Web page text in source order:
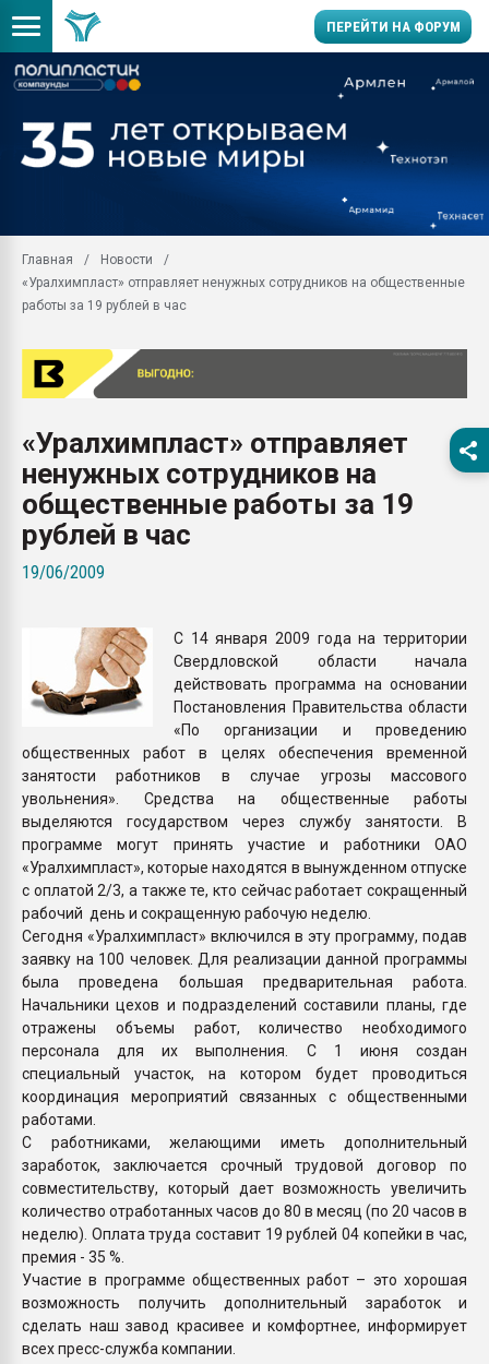
ПЕРЕЙТИ НА ФОРУМ
производство SPC
заводу пластмасс"
первый план в
28.07.2026
ситуацией на
Всё, что касается
Главная
Новости
«Уралхимпласт» отправляет ненужных сотрудников на общественные
работы за 19 рублей в час
«Уралхимпласт» отправляет
ненужных сотрудников на
общественные работы за 19
рублей в час
19/06/2009
С 14 января 2009 года на территории
Свердловской области начала
действовать программа на основании
Постановления Правительства области
«По организации и проведению
общественных работ в целях обеспечения временной
занятости работников в случае угрозы массового
увольнения». Средства на общественные работы
выделяются государством через службу занятости. В
программе могут принять участие и работники ОАО
«Уралхимпласт», которые находятся в вынужденном отпуске
с оплатой 2/3, а также те, кто сейчас работает сокращенный
рабочий день и сокращенную рабочую неделю.
Сегодня «Уралхимпласт» включился в эту программу, подав
заявку на 100 человек. Для реализации данной программы
была проведена большая предварительная работа.
Начальники цехов и подразделений составили планы, где
отражены объемы работ, количество необходимого
персонала для их выполнения. С 1 июня создан
специальный участок, на котором будет проводиться
координация мероприятий связанных с общественными
работами.
С работниками, желающими иметь дополнительный
заработок, заключается срочный трудовой договор по
совместительству, который дает возможность увеличить
количество отработанных часов до 80 в месяц (по 20 часов в
неделю). Оплата труда составит 19 рублей 04 копейки в час,
премия - 35 %.
Участие в программе общественных работ – это хорошая
возможность получить дополнительный заработок и
сделать наш завод красивее и комфортнее, информирует
всех пресс-служба компании.